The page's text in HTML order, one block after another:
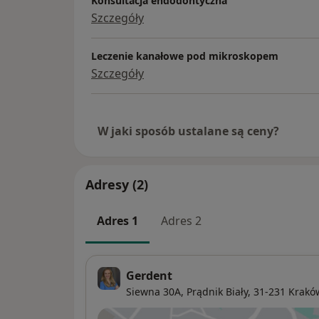
Szczegóły
Leczenie kanałowe pod mikroskopem
Szczegóły
W jaki sposób ustalane są ceny?
Adresy (2)
Adres 1 Adres 2
Gerdent
Siewna 30A, Prądnik Biały, 31-231